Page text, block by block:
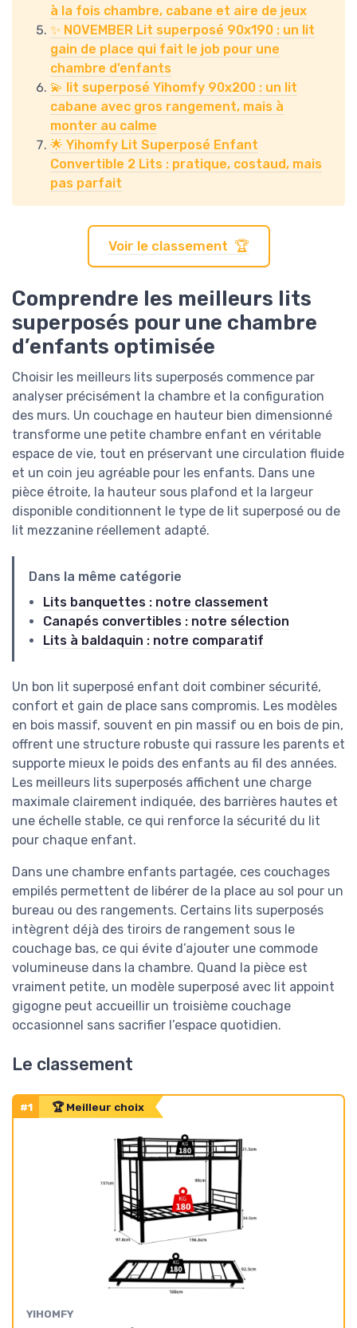
à la fois chambre, cabane et aire de jeux
✨ NOVEMBER Lit superposé 90x190 : un lit
gain de place qui fait le job pour une
chambre d’enfants
💫 lit superposé Yihomfy 90x200 : un lit
cabane avec gros rangement, mais à
monter au calme
🌟 Yihomfy Lit Superposé Enfant
Convertible 2 Lits : pratique, costaud, mais
pas parfait
Voir le classement 🏆
Comprendre les meilleurs lits
superposés pour une chambre
d’enfants optimisée
Choisir les meilleurs lits superposés commence par
analyser précisément la chambre et la configuration
des murs. Un couchage en hauteur bien dimensionné
transforme une petite chambre enfant en véritable
espace de vie, tout en préservant une circulation fluide
et un coin jeu agréable pour les enfants. Dans une
pièce étroite, la hauteur sous plafond et la largeur
disponible conditionnent le type de lit superposé ou de
lit mezzanine réellement adapté.
Dans la même catégorie
Lits banquettes : notre classement
Canapés convertibles : notre sélection
Lits à baldaquin : notre comparatif
Un bon lit superposé enfant doit combiner sécurité,
confort et gain de place sans compromis. Les modèles
en bois massif, souvent en pin massif ou en bois de pin,
offrent une structure robuste qui rassure les parents et
supporte mieux le poids des enfants au fil des années.
Les meilleurs lits superposés affichent une charge
maximale clairement indiquée, des barrières hautes et
une échelle stable, ce qui renforce la sécurité du lit
pour chaque enfant.
Dans une chambre enfants partagée, ces couchages
empilés permettent de libérer de la place au sol pour un
bureau ou des rangements. Certains lits superposés
intègrent déjà des tiroirs de rangement sous le
couchage bas, ce qui évite d’ajouter une commode
volumineuse dans la chambre. Quand la pièce est
vraiment petite, un modèle superposé avec lit appoint
gigogne peut accueillir un troisième couchage
occasionnel sans sacrifier l’espace quotidien.
Le classement
#1 🏆 Meilleur choix
YIHOMFY